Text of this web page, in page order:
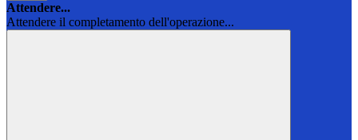
Attendere...
Attendere il completamento dell'operazione...